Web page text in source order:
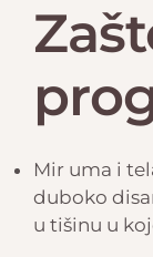
Mir uma i
duboko
u tišinu u